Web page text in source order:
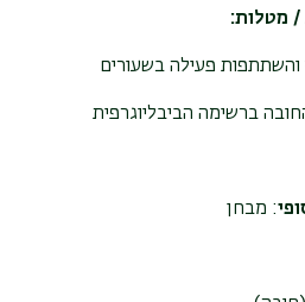
/ מטלות:
ברשימה הביבליוגרפית
: מבחן